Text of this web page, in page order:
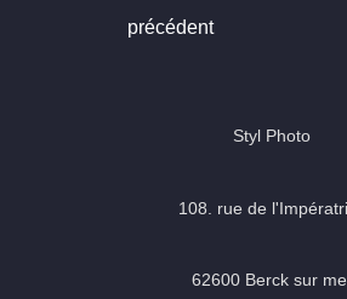
précédent
Styl Photo
108. rue de
62600 Berck sur